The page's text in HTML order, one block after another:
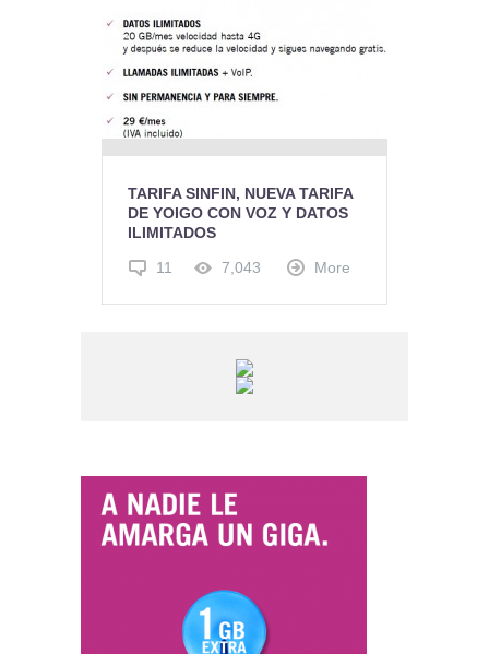
TARIFA SINFIN, NUEVA TARIFA
DE YOIGO CON VOZ Y DATOS
ILIMITADOS
11 7,043 More